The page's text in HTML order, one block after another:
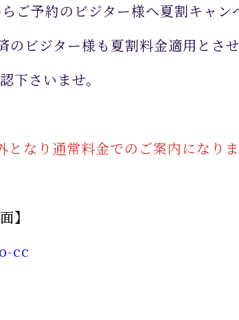
ご予約のビジター様へ夏割キャン
ビジター様も夏割料金適用とさせ
下さいませ。
なり通常料金でのご案内になりま
】
cc